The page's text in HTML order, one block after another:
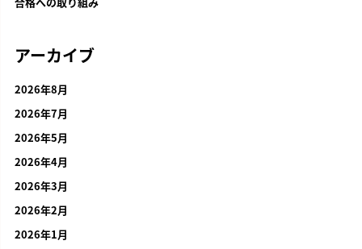
アーカイブ
2026年8月
2026年7月
2026年5月
2026年4月
2026年3月
2026年2月
2026年1月